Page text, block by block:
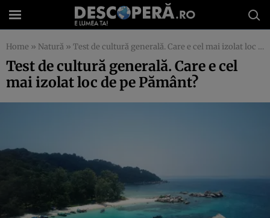
Home » Natură » Test de cultură generală. Care e cel mai izolat loc de pe Pământ?
Test de cultură generală. Care e cel
mai izolat loc de pe Pământ?